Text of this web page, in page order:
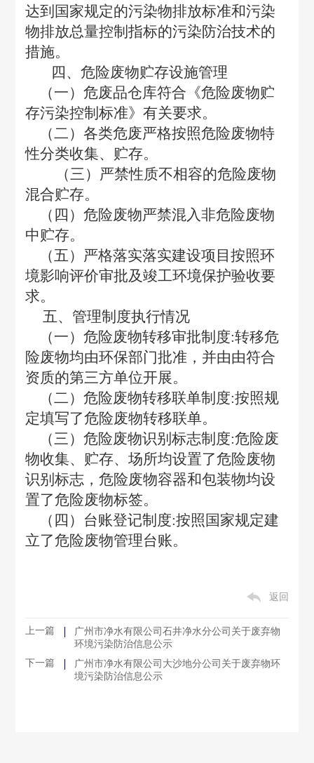
达到国家规定的污染物排放标准和污染
物排放总量控制指标的污染防治技术的
措施。
四、危险废物贮存设施管理
（一）危废品仓库符合《危险废物贮
存污染控制标准》有关要求。
（二）各类危废严格按照危险废物特
性分类收集、贮存。
（三）严禁性质不相容的危险废物
混合贮存。
（四）危险废物严禁混入非危险废物
中贮存。
（五）严格落实落实建设项目按照环
境影响评价审批及竣工环境保护验收要
求。
五、管理制度执行情况
（一）危险废物转移审批制度:转移危
险废物均由环保部门批准，并由由符合
资质的第三方单位开展。
（二）危险废物转移联单制度:按照规
定填写了危险废物转移联单。
（三）危险废物识别标志制度:危险废
物收集、贮存、场所均设置了危险废物
识别标志，危险废物容器和包装物均设
置了危险废物标签。
（四）台账登记制度:按照国家规定建
立了危险废物管理台账。
返回
上一篇
广州市净水有限公司石井净水分公司关于废弃物
环境污染防治信息公示
下一篇
广州市净水有限公司大沙地分公司关于废弃物环
境污染防治信息公示